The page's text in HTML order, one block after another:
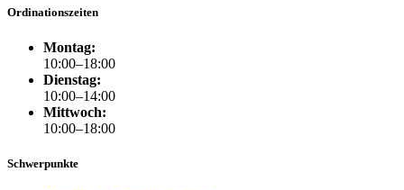
Ordinationszeiten
Montag:
10:00–18:00
Dienstag:
10:00–14:00
Mittwoch:
10:00–18:00
Schwerpunkte